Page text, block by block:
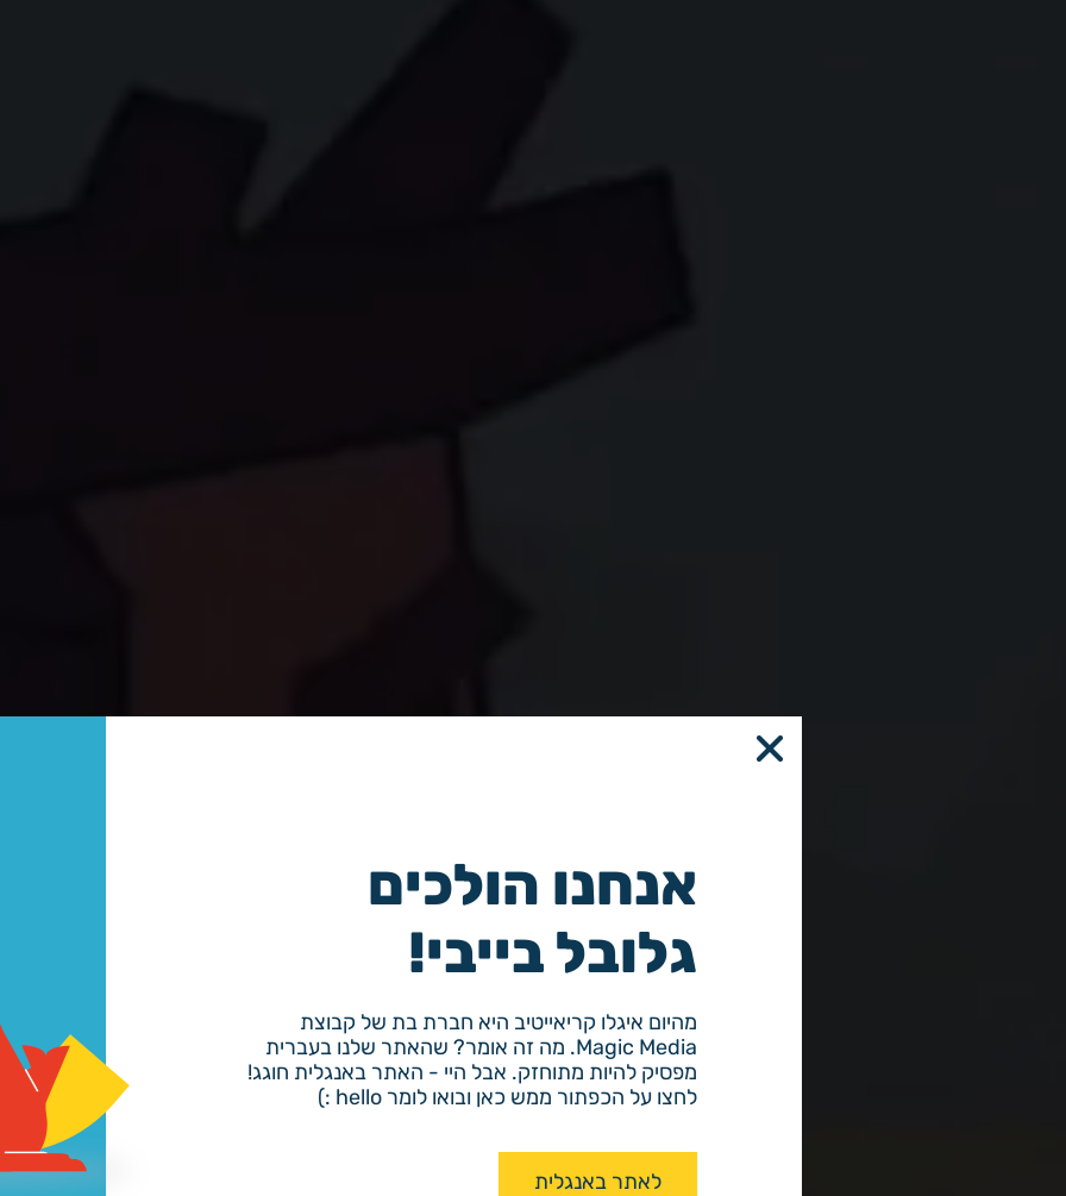
אנחנו הולכים
גלובל בייבי!
מהיום איגלו קריאייטיב היא חברת בת של קבוצת
Magic Media. מה זה אומר? שהאתר שלנו בעברית
מפסיק להיות מתוחזק. אבל היי - האתר באנגלית חוגג!
לחצו על הכפתור ממש כאן ובואו לומר hello :)
לאתר באנגלית
Invention of Video